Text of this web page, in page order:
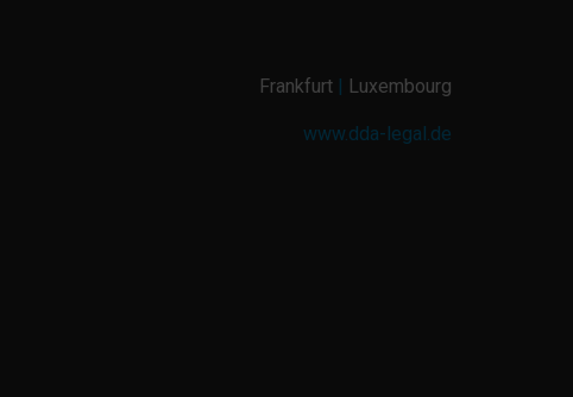
Frankfurt | Luxembourg
www.dda-legal.de